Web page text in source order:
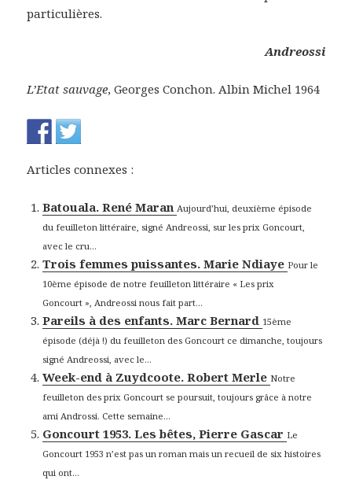
particulières.
Andreossi
L’Etat sauvage, Georges Conchon. Albin Michel 1964
Articles connexes :
Batouala. René MaranAujourd’hui, deuxième épisode
du feuilleton littéraire, signé Andreossi, sur les prix Goncourt,
avec le cru...
Trois femmes puissantes. Marie Ndiaye Pour le
10ème épisode de notre feuilleton littéraire « Les prix
Goncourt », Andreossi nous fait part...
Pareils à des enfants. Marc Bernard 15ème
épisode (déjà !) du feuilleton des Goncourt ce dimanche, toujours
signé Andreossi, avec le...
Week-end à Zuydcoote. Robert Merle Notre
feuilleton des prix Goncourt se poursuit, toujours grâce à notre
ami Androssi. Cette semaine...
Goncourt 1953. Les bêtes, Pierre Gascar Le
Goncourt 1953 n’est pas un roman mais un recueil de six histoires
qui ont...